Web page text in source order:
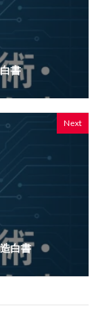
書
Next
白書